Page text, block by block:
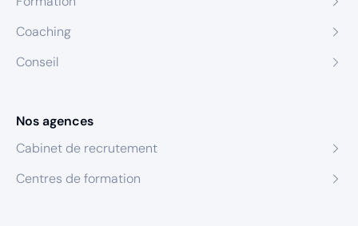
Coaching
Conseil
Nos agences
Cabinet de recrutement
Centres de formation